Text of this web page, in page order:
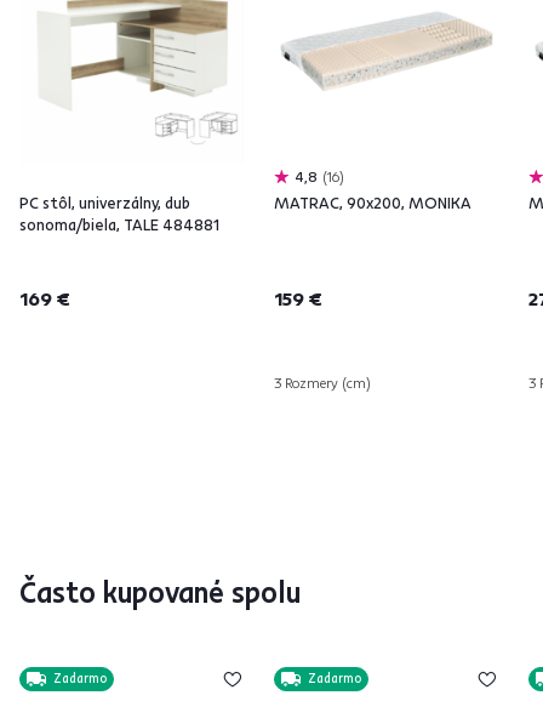
PC stôl, univerzálny, dub
sonoma/biela, TALE 484881
169 €
4,8 16
MATRAC, 90x200, MONIKA
159 €
3 Rozmery (cm) 3
Často kupované spolu
Zadarmo Zadarmo